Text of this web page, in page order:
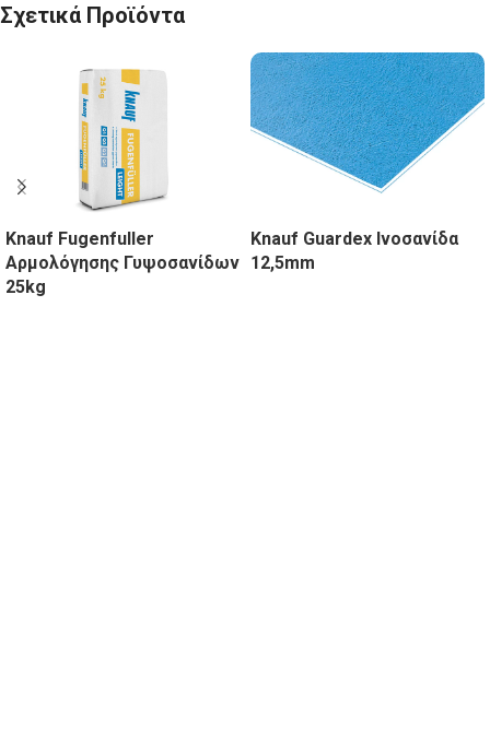
Σχετικά Προϊόντα
Knauf Fugenfuller
Αρμολόγησης Γυψοσανίδων
25kg
Knauf Guardex Ινοσανίδα
12,5mm